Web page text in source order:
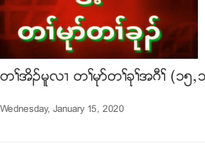
တႈအိဥမူလ႕ တႈမုဏတႈခုႈအဂီႈ (၁၅ယ
Wednesday, January 15, 2020